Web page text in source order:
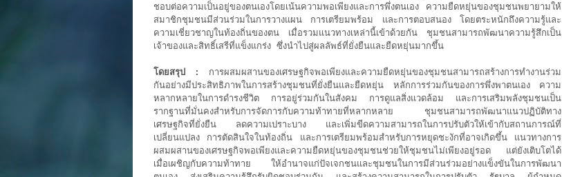
ชอบต่อความเป็นอยู่ของตนเองโดยเน้นความพอเพียงและการพึ่งตนเอง ความยืดหยุ่นของชุมชนพยายามให้
สมาชิกชุมชนมีส่วนร่วมในการวางแผน การเตรียมพร้อม และการตอบสนอง โดยตระหนักถึงความรู้และ
ความเชี่ยวชาญในท้องถิ่นของตน เมื่อรวมแนวทางเหล่านี้เข้าด้วยกัน ชุมชนสามารถพัฒนาความรู้สึกเป็น
เจ้าของและสิทธิ์เสรีที่แข็งแกร่ง ซึ่งนำไปสู่ผลลัพธ์ที่ยั่งยืนและยืดหยุ่นมากขึ้น
โดยสรุป :
การผสมผสานของเศรษฐกิจพอเพียงและความยืดหยุ่นของชุมชนสามารถสร้างการทำงานร่วม
กันอย่างมีประสิทธิภาพในการสร้างชุมชนที่ยั่งยืนและยืดหยุ่น หลักการร่วมกันของการพึ่งพาตนเอง ความ
หลากหลายในการดำรงชีวิต การอยู่ร่วมกันในสังคม การดูแลสิ่งแวดล้อม และการเสริมพลังชุมชนเป็น
รากฐานที่มั่นคงสำหรับการจัดการกับความท้าทายที่หลากหลาย ชุมชนสามารถพัฒนาแนวปฏิบัติทาง
เศรษฐกิจที่ยั่งยืน ลดความเปราะบาง และเพิ่มขีดความสามารถในการปรับตัวให้เข้ากับสถานการณ์ที่
เปลี่ยนแปลง การตัดสินใจในท้องถิ่น และการเตรียมพร้อมสำหรับการหยุดชะงักที่อาจเกิดขึ้น แนวทางการ
ผสมผสานของเศรษฐกิจพอเพียงและความยืดหยุ่นของชุมชนช่วยให้ชุมชนไม่เพียงอยู่รอด แต่ยังเติบโตได้
เมื่อเผชิญกับความท้าทาย ให้อำนาจแก่ปัจเจกชนและชุมชนในการมีส่วนร่วมอย่างแข็งขันในการพัฒนา